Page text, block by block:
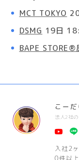
MCT TOKYO
DSMG 19日
BAPE STORE®︎
こー
法人2社
入社2
0件以